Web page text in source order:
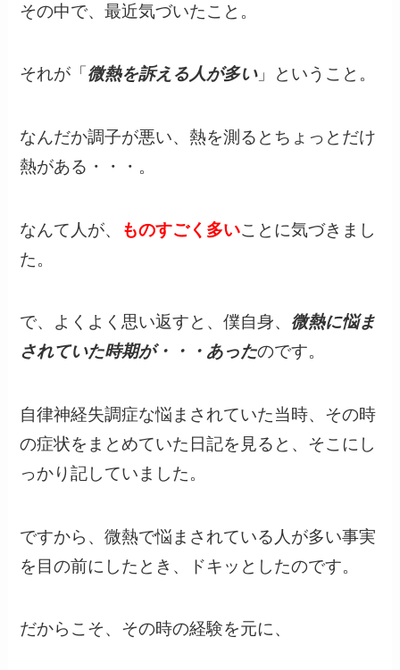
その中で、最近気づいたこと。
それが「 微熱を訴える人が多い」ということ。
なんだか調子が悪い、熱を測るとちょっとだけ
熱がある・・・。
なんて人が、 ものすごく多いことに気づきまし
た。
で、よくよく思い返すと、僕自身、 微熱に悩ま
されていた時期が・・・あったのです。
自律神経失調症な悩まされていた当時、その時
の症状をまとめていた日記を見ると、そこにし
っかり記していました。
ですから、微熱で悩まされている人が多い事実
を目の前にしたとき、ドキッとしたのです。
だからこそ、その時の経験を元に、